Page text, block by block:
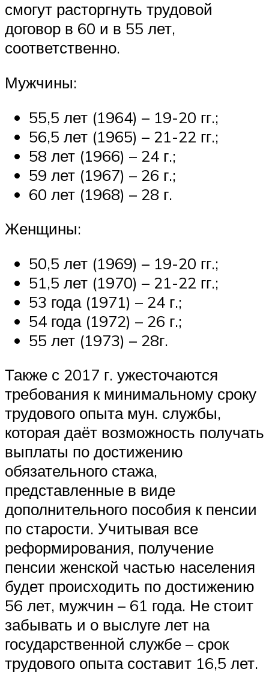
смогут расторгнуть трудовой
договор в 60 и в 55 лет,
соответственно.
Мужчины:
55,5 лет (1964) – 19-20 гг.;
56,5 лет (1965) – 21-22 гг.;
58 лет (1966) – 24 г.;
59 лет (1967) – 26 г.;
60 лет (1968) – 28 г.
Женщины:
50,5 лет (1969) – 19-20 гг.;
51,5 лет (1970) – 21-22 гг.;
53 года (1971) – 24 г.;
54 года (1972) – 26 г.;
55 лет (1973) – 28г.
Также с 2017 г. ужесточаются
требования к минимальному сроку
трудового опыта мун. службы,
которая даёт возможность получать
выплаты по достижению
обязательного стажа,
представленные в виде
дополнительного пособия к пенсии
по старости. Учитывая все
реформирования, получение
пенсии женской частью населения
будет происходить по достижению
56 лет, мужчин – 61 года. Не стоит
забывать и о выслуге лет на
государственной службе – срок
трудового опыта составит 16,5 лет.